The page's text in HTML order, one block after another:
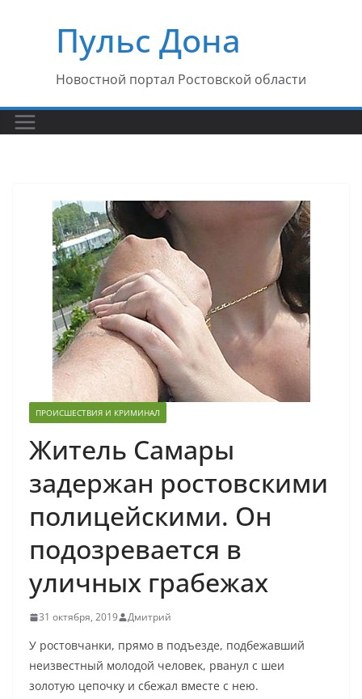
содержимомуПульс Дона
Новостной портал Ростовской области
ПРОИСШЕСТВИЯ И КРИМИНАЛ
Житель Самары
задержан ростовскими
полицейскими. Он
подозревается в
уличных грабежах
31 октября, 2019 Дмитрий
У ростовчанки, прямо в подъезде, подбежавший
неизвестный молодой человек, рванул с шеи
золотую цепочку и сбежал вместе с нею.